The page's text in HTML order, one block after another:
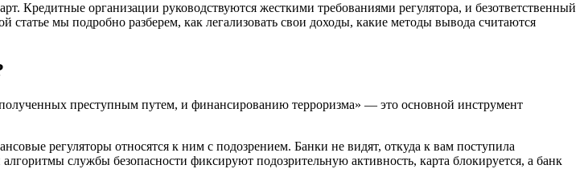
Кредитные организации руководствуются жесткими требованиями регулятора, и безответственный
мы подробно разберем, как легализовать свои доходы, какие методы вывода считаются
преступным путем, и финансированию терроризма» — это основной инструмент
регуляторы относятся к ним с подозрением. Банки не видят, откуда к вам поступила
службы безопасности фиксируют подозрительную активность, карта блокируется, а банк